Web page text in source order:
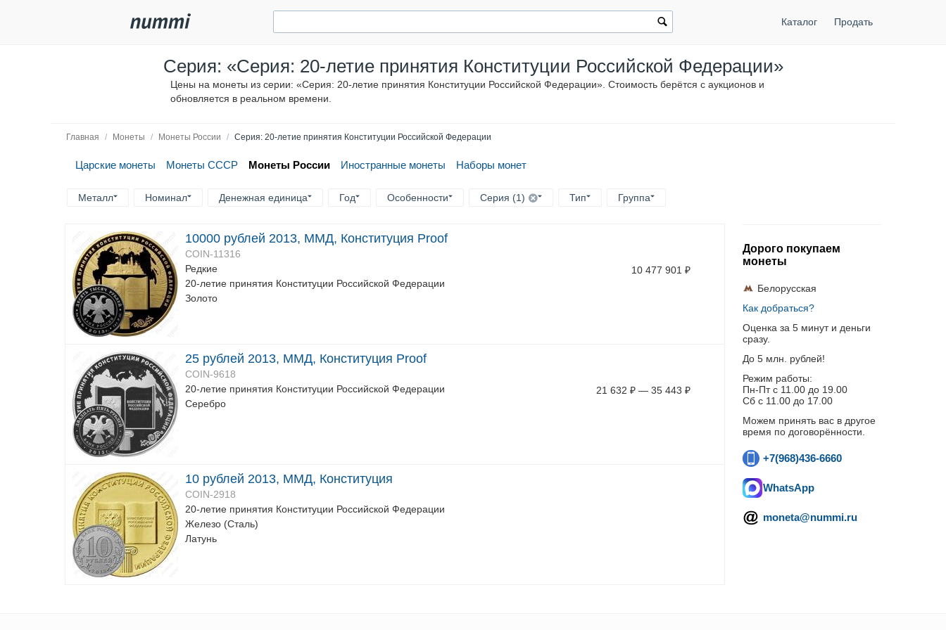
Каталог Продать
Серия: «Cерия: 20-летие принятия Конституции Российской Федерации»
Цены на монеты из серии: «Cерия: 20-летие принятия Конституции Российской Федерации». Стоимость берётся с аукционов и
обновляется в реальном времени.
Главная / Монеты / Монеты России / Cерия: 20-летие принятия Конституции Российской Федерации
Царские монеты Монеты СССР Монеты России Иностранные монеты Наборы монет
Металл Номинал Денежная единица Год Особенности Серия (1) Тип Группа
10000 рублей 2013, ММД, Конституция Proof
COIN-11316
Редкие
20-летие принятия Конституции Российской Федерации
Золото
10 477 901 ₽
25 рублей 2013, ММД, Конституция Proof
COIN-9618
20-летие принятия Конституции Российской Федерации
Серебро
21 632 ₽ — 35 443 ₽
10 рублей 2013, ММД, Конституция
COIN-2918
20-летие принятия Конституции Российской Федерации
Железо (Сталь)
Латунь
Дорого покупаем
монеты
Белорусская
Как добраться?
Оценка за 5 минут и деньги
сразу.
До 5 млн. рублей!
Режим работы:
Пн-Пт c 11.00 до 19.00
Сб с 11.00 до 17.00
Можем принять вас в другое
время по договорённости.
+7(968)436-6660
WhatsApp
moneta@nummi.ru